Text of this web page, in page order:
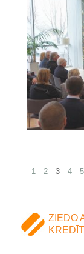
1 2 3 4 5
ZIEDO